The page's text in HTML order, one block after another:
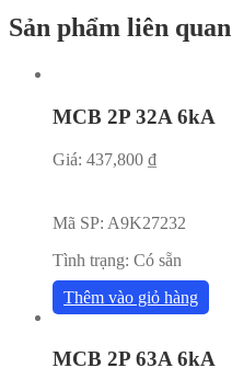
Sản phẩm liên quan
MCB 2P 32A 6kA
Giá: 437,800 ₫
Mã SP: A9K27232
Tình trạng: Có sẵn
Thêm vào giỏ hàng
MCB 2P 63A 6kA